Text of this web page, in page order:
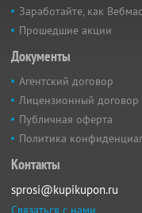
Заработайте, как
Прошедшие акции
Документы
Агентский договор
Лицензионный договор
Публичная оферта
Политика
Контакты
sprosi@kupikupon.ru
Связаться с нами